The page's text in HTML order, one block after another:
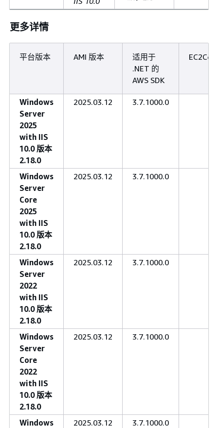
更多详情
平台版本 AMI 版本
适用于
.NET 的
AWS SDK
Windows
Server
2025
with IIS
10.0 版本
2.18.0
2025.03.12 3.7.1000.0
Windows
Server
Core
2025
with IIS
10.0 版本
2.18.0
2025.03.12 3.7.1000.0
Windows
Server
2022
with IIS
10.0 版本
2.18.0
2025.03.12 3.7.1000.0
Windows
Server
Core
2022
with IIS
10.0 版本
2.18.0
2025.03.12 3.7.1000.0
Windows
2025.03.12 3.7.1000.0